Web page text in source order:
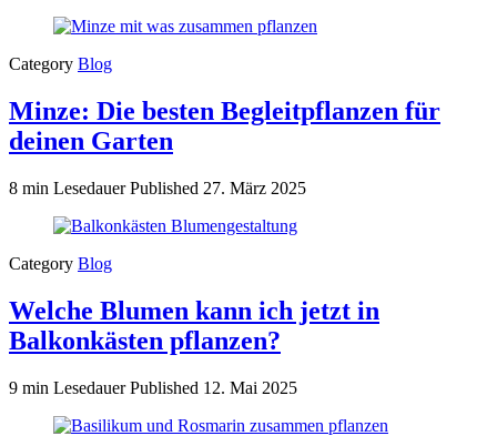
Category Blog
Minze: Die besten Begleitpflanzen für
deinen Garten
8 min LesedauerPublished 27. März 2025
Category Blog
Welche Blumen kann ich jetzt in
Balkonkästen pflanzen?
9 min LesedauerPublished 12. Mai 2025